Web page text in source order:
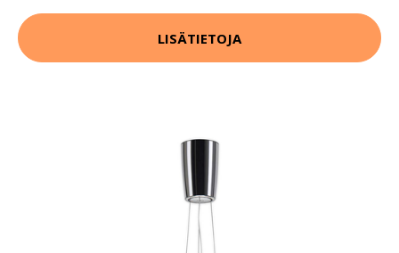
LISÄTIETOJA